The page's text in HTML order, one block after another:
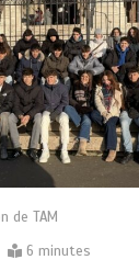
de TAM
6 minutes